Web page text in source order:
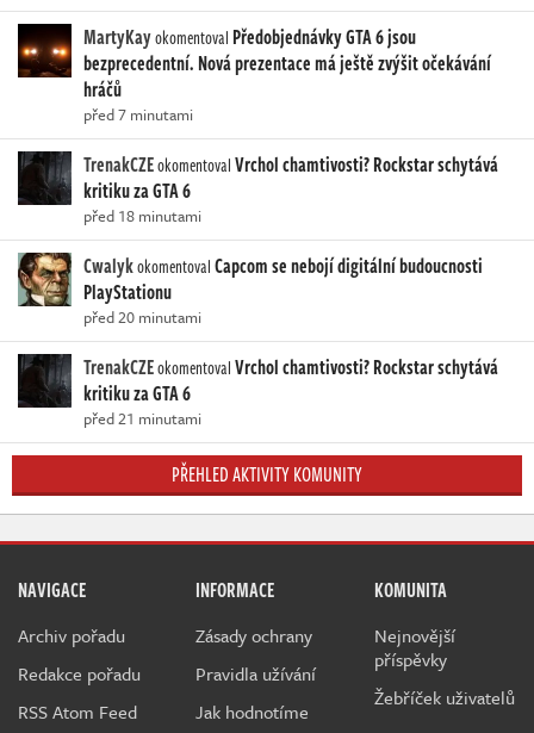
MartyKayokomentoval Předobjednávky GTA 6 jsou
bezprecedentní. Nová prezentace má ještě zvýšit očekávání
hráčů
před 7 minutami
TrenakCZEokomentovalVrchol chamtivosti? Rockstar schytává
kritiku za GTA 6
před 18 minutami
CwalykokomentovalCapcom se nebojí digitální budoucnosti
PlayStationu
před 20 minutami
TrenakCZEokomentovalVrchol chamtivosti? Rockstar schytává
kritiku za GTA 6
před 21 minutami
PŘEHLED AKTIVITY KOMUNITY
NAVIGACE
Archiv pořadu
Redakce pořadu
RSS Atom Feed
INFORMACE
Zásady ochrany
Pravidla užívání
Jak hodnotíme
KOMUNITA
Nejnovější
příspěvky
Žebříček uživatelů